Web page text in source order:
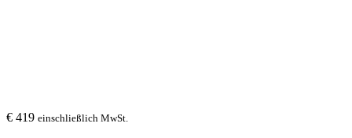
€ 419 einschließlich MwSt.